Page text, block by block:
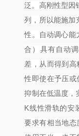
泛。 高刚性型因
列，所以能施加
性。
自动调心能
合）具有自动
差，从而得到高
性即使在予压
抑制在低温度，
K线性滑轨的安
要求有相当地